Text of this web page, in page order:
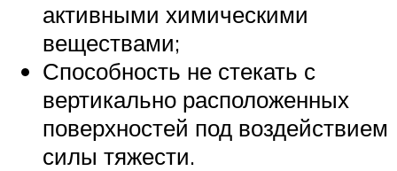
активными химическими
веществами;
Способность не стекать с
вертикально расположенных
поверхностей под воздействием
силы тяжести.